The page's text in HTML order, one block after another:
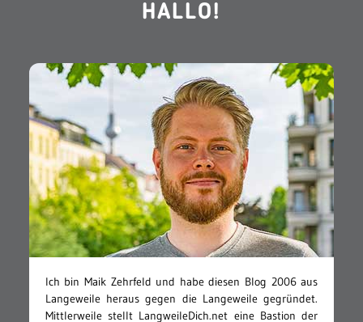
HALLO!
Ich bin Maik Zehrfeld und habe diesen Blog 2006 aus
Langeweile heraus gegen die Langeweile gegründet.
Mittlerweile stellt LangweileDich.net eine Bastion der